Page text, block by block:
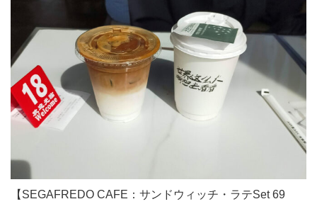
【SEGAFREDO CAFE：サンドウィッチ・ラテSet 69